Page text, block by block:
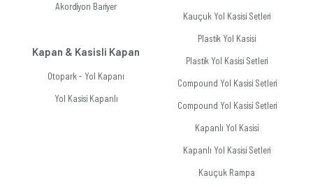
Akordiyon Bariyer
Kapan & Kasisli Kapan
Otopark - Yol Kapanı
Yol Kasisi Kapanlı
Kauçuk Yol Kasisi Setleri
Plastik Yol Kasisi
Plastik Yol Kasisi Setleri
Compound Yol Kasisi Setleri
Compound Yol Kasisi Setleri
Kapanlı Yol Kasisi
Kapanlı Yol Kasisi Setleri
Kauçuk Rampa